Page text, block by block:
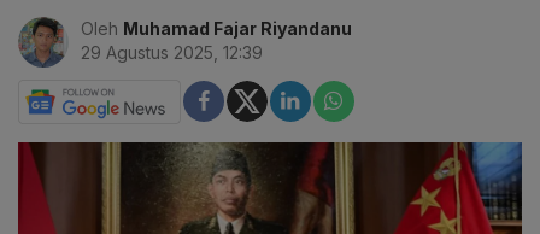
Oleh Muhamad Fajar Riyandanu
29 Agustus 2025, 12:39